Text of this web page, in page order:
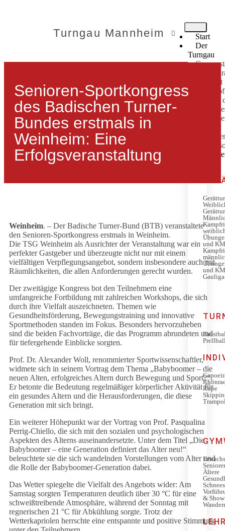
Turngau Mannheim
Start
Der
Turngau
Ehrenrat
Historie
und
und
Gauliga
Rope
Ältere
& Show
Senioren-Sportkongress
des Badischen Turner-
Bundes erstmals in
Weinheim: Eine
Erfolgsveranstaltung
Weinheim. – Der Badische Turner-Bund (BTB) veranstaltete
den Senioren-Sportkongress erstmals in Weinheim.
Die TSG Weinheim als Ausrichter der Veranstaltung war ein
perfekter Gastgeber und überzeugte nicht nur mit einem
vielfältigen Verpflegungsangebot, sondern insbesondere auch mit
Räumlichkeiten, die allen Anforderungen gerecht wurden.
Der zweitägige Kongress bot den Teilnehmern eine
umfangreiche Fortbildung mit zahlreichen Workshops, die sich
durch ihre Vielfalt auszeichneten. Themen wie
Gesundheitsförderung, Bewegungstraining und innovative
Sportmethoden standen im Fokus. Besonders hervorzuheben
sind die beiden Fachvorträge, die das Programm abrundeten und
für tiefergehende Einblicke sorgten.
Prof. Dr. Alexander Woll, renommierter Sportwissenschaftler,
widmete sich in seinem Vortrag dem Thema „Babyboomer – die
neuen Alten, erfolgreiches Altern durch Bewegung und Sport?“.
Er betonte die Bedeutung regelmäßiger körperlicher Aktivität für
ein gesundes Altern und die Herausforderungen, die diese
Generation mit sich bringt.
Ein weiterer Höhepunkt war der Vortrag von Prof. Pasqualina
Perrig-Chiello, die sich mit den sozialen und psychologischen
Aspekten des Alterns auseinandersetzte. Unter dem Titel „Die
Babyboomer – eine Generation definiert das Alter neu!“
beleuchtete sie die sich wandelnden Vorstellungen vom Alter und
die Rolle der Babyboomer-Generation dabei.
Das Wetter spiegelte die Vielfalt des Angebots wider: Am
Samstag sorgten Temperaturen deutlich über 30 °C für eine
schweißtreibende Atmosphäre, während der Sonntag mit
regnerischen 21 °C für Abkühlung sorgte. Trotz der
Wetterkapriolen herrschte eine entspannte und positive Stimmung